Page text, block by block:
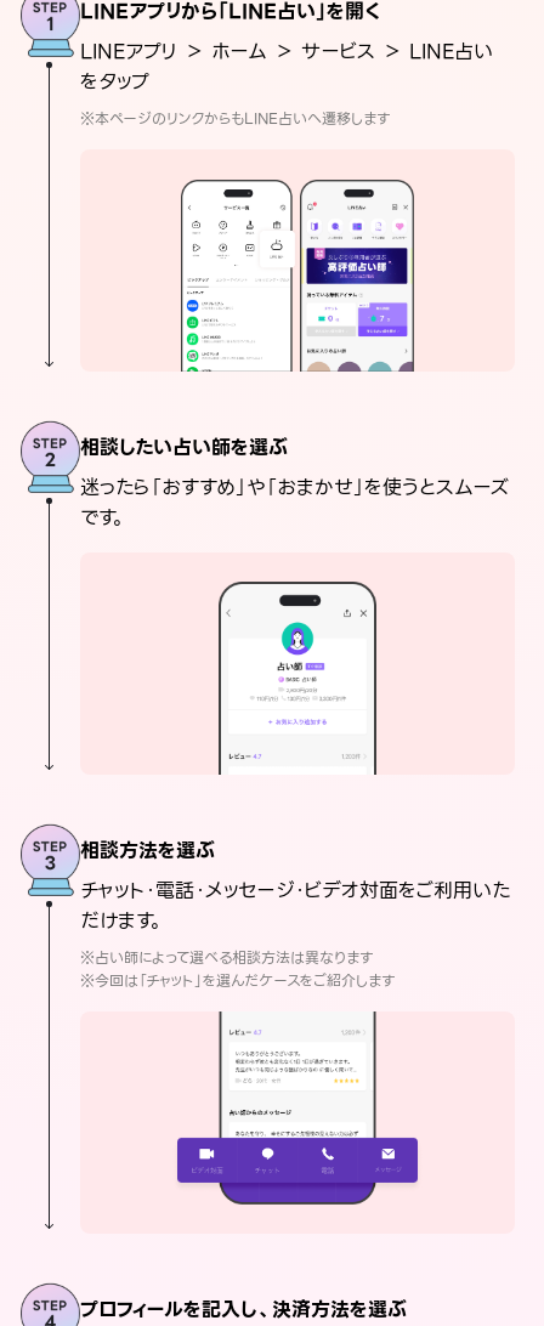
LINEアプリから「LINE占い」を開く
LINEアプリ ＞ ホーム ＞ サービス ＞ LINE占い
をタップ
※本ページのリンクからもLINE占いへ遷移します
相談したい占い師を選ぶ
迷ったら「おすすめ」や「おまかせ」を使うとスムーズ
です。
相談方法を選ぶ
チャット・電話・メッセージ・ビデオ対面をご利用いた
だけます。
※占い師によって選べる相談方法は異なります
※今回は「チャット」を選んだケースをご紹介します
プロフィールを記入し、決済方法を選ぶ